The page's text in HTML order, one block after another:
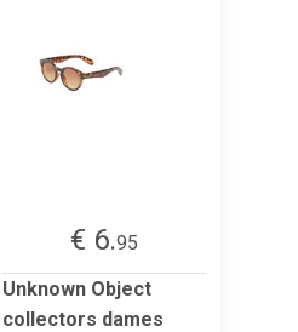
€ 6.95
Unknown Object
collectors dames